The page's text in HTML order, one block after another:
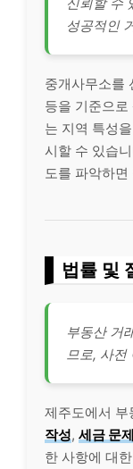
성공적인
중개사무소를
등을 기준으
는 지역 특성
시할 수 있습
도를 파악하
법률 및
부동산 거
므로, 사전
제주도에서 부
작성, 세금 문제
한 사항에 대